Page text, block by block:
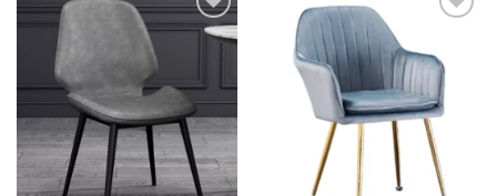
wishlist
Add to
wishlist